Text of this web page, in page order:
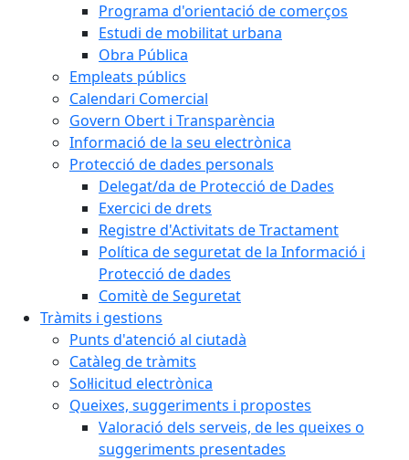
Programa d'orientació de comerços
Estudi de mobilitat urbana
Obra Pública
Empleats públics
Calendari Comercial
Govern Obert i Transparència
Informació de la seu electrònica
Protecció de dades personals
Delegat/da de Protecció de Dades
Exercici de drets
Registre d'Activitats de Tractament
Política de seguretat de la Informació i
Protecció de dades
Comitè de Seguretat
Tràmits i gestions
Punts d'atenció al ciutadà
Catàleg de tràmits
Sol·licitud electrònica
Queixes, suggeriments i propostes
Valoració dels serveis, de les queixes o
suggeriments presentades